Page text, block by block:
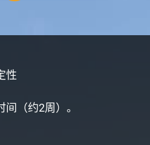
性
（约2周）。